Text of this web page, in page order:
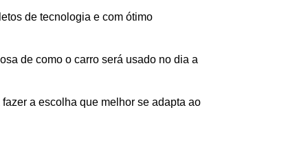
de tecnologia e com ótimo
de como o carro será usado no dia a
a escolha que melhor se adapta ao